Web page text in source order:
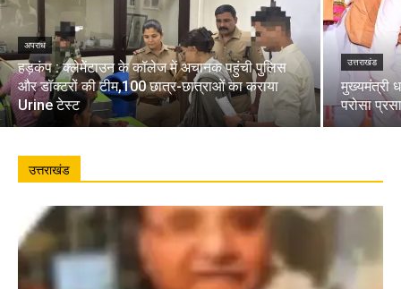
अपराध
हड़कंप : क्लेमेंटाउन के कॉलेज में अचानक पहुंची पुलिस
और डॉक्टरों की टीम,100 छात्र-छात्राओं का कराया
Urine टेस्ट
उत्तराखंड
मुख्यमंत्री
परोसा
उत्तराखंड